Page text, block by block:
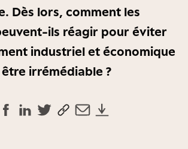
Dès lors, comment les
ils réagir pour éviter
industriel et économique
irrémédiable ?